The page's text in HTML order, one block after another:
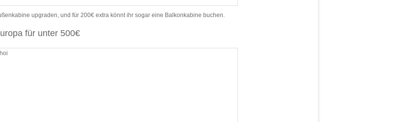
upgraden, und für 200€ extra könnt ihr sogar eine Balkonkabine buchen.
für unter 500€